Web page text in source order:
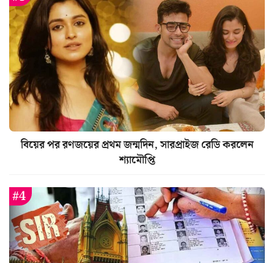
বিয়ের পর রণজয়ের প্রথম জন্মদিন, সারপ্রাইজ রেডি করলেন
শ্যামৌপ্তি